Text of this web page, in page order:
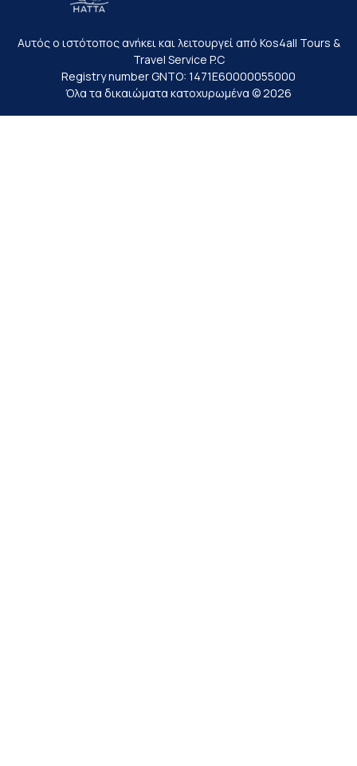
Αυτός ο ιστότοπος ανήκει και λειτουργεί από Kos4all Tours &
Travel Service P.C
Registry number GNTO: 1471Ε60000055000
Όλα τα δικαιώματα κατοχυρωμένα © 2026